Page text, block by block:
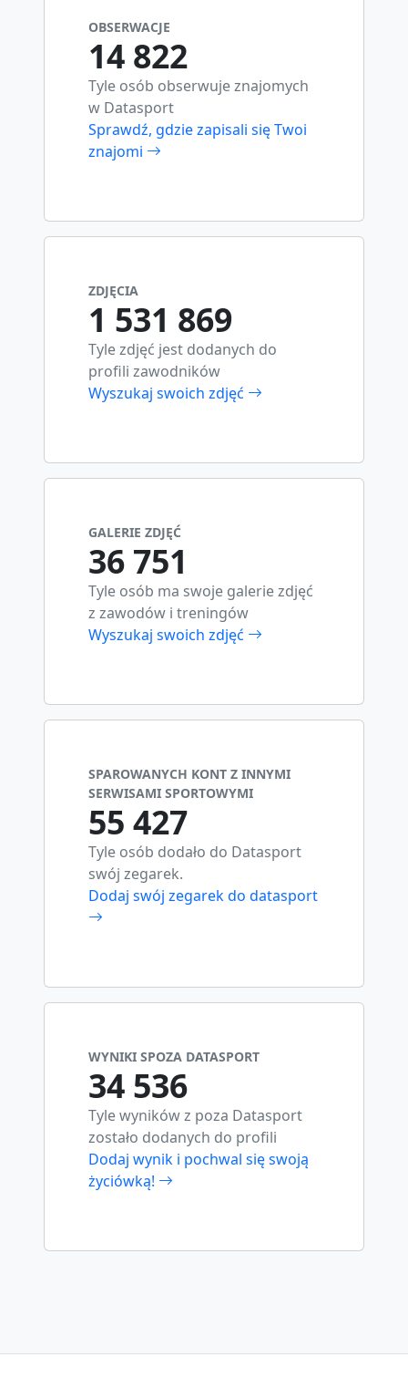
OBSERWACJE
14 822
Tyle osób obserwuje znajomych
w Datasport
Sprawdź, gdzie zapisali się Twoi
znajomi
ZDJĘCIA
1 531 869
Tyle zdjęć jest dodanych do
profili zawodników
Wyszukaj swoich zdjęć
GALERIE ZDJĘĆ
36 751
Tyle osób ma swoje galerie zdjęć
z zawodów i treningów
Wyszukaj swoich zdjęć
SPAROWANYCH KONT Z INNYMI
SERWISAMI SPORTOWYMI
55 427
Tyle osób dodało do Datasport
swój zegarek.
Dodaj swój zegarek do datasport
WYNIKI SPOZA DATASPORT
34 536
Tyle wyników z poza Datasport
zostało dodanych do profili
Dodaj wynik i pochwal się swoją
życiówką!